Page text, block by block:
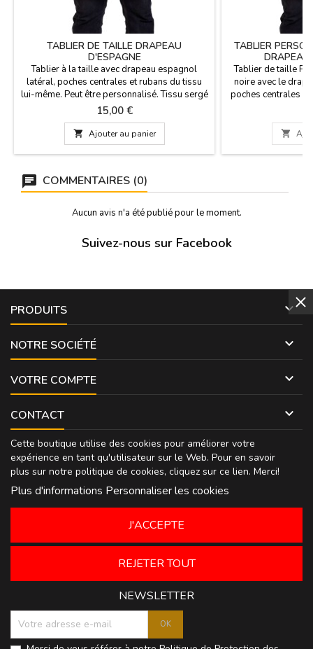
TABLIER DE TAILLE DRAPEAU
D'ESPAGNE
Tablier à la taille avec drapeau espagnol
latéral, poches centrales et rubans du tissu
lui-même. Peut être personnalisé. Tissu sergé
240gr x mètre carré. Composition de 65%
polyester et 35% coton. Dimensions : 45 cm
de long x 75 cm de large environ. Format de
poche : 17 cm de haut x 16,5 cm de large. 2
poches.
Prix
15,00 €
 Ajouter au panier
TABLIER
DRAPEAU
Tablier de taille
noire avec le
poches centrales
carré.
coton. Si vous
veuillez
info@zings.es

COMMENTAIRES (0)
Aucun avis n'a été publié pour le moment.
Suivez-nous sur Facebook
PRODUITS 
NOTRE SOCIÉTÉ 
VOTRE COMPTE 
CONTACT 
Cette boutique utilise des cookies pour améliorer votre
expérience en tant qu'utilisateur sur le Web. Pour en savoir
plus sur notre politique de cookies, cliquez sur ce lien. Merci!
Plus d'informations Personnaliser les cookies
REJETER TOUT
J'ACCEPTE
NEWSLETTER